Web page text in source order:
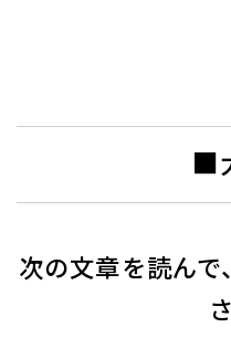
■
次の文章を読ん